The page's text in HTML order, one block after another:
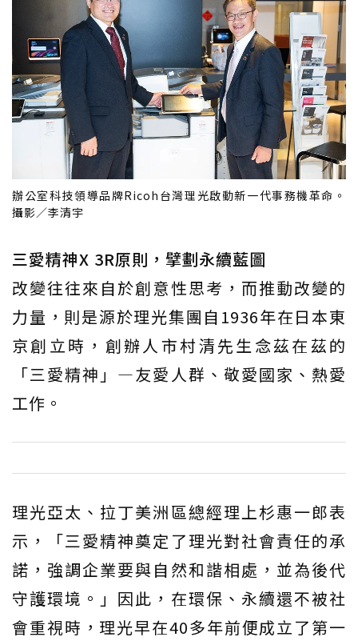
辦公室科技領導品牌Ricoh台灣理光啟動新一代事務機革命。
攝影／李清宇
三愛精神X 3R原則，擘劃永續藍圖
改變往往來自於創意性思考，而推動改變的
力量，則是源於理光集團自1936年在日本東
京創立時，創辦人市村清先生念茲在茲的
「三愛精神」—友愛人群、敬愛國家、熱愛
工作。
理光亞太、拉丁美洲區總經理上杉惠一郎表
示，「三愛精神奠定了理光對社會責任的承
諾，強調企業要與自然和諧相處，並為後代
守護環境。」因此，在環保、永續還不被社
會重視時，理光早在40多年前便成立了第一